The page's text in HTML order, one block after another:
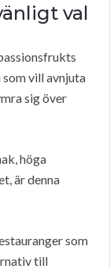
val
vill avnjuta
sig över
höga
är denna
som
till